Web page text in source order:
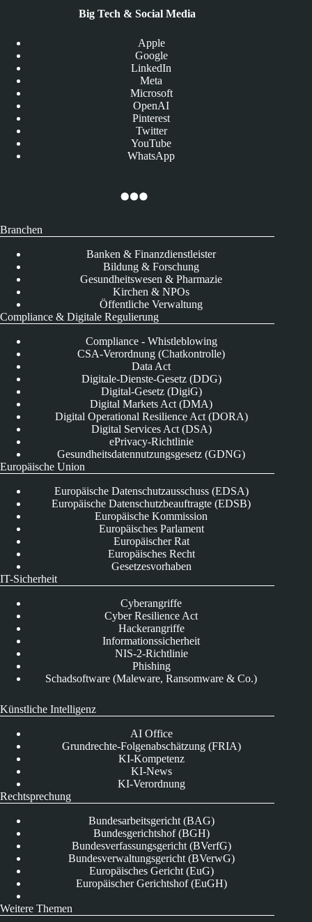
Big Tech & Social Media
Apple
Google
LinkedIn
Meta
Microsoft
OpenAI
Pinterest
Twitter
YouTube
WhatsApp
Branchen
Banken & Finanzdienstleister
Bildung & Forschung
Gesundheitswesen & Pharmazie
Kirchen & NPOs
Öffentliche Verwaltung
Compliance & Digitale Regulierung
Compliance - Whistleblowing
CSA-Verordnung (Chatkontrolle)
Data Act
Digitale-Dienste-Gesetz (DDG)
Digital-Gesetz (DigiG)
Digital Markets Act (DMA)
Digital Operational Resilience Act (DORA)
Digital Services Act (DSA)
ePrivacy-Richtlinie
Gesundheitsdatennutzungsgesetz (GDNG)
Europäische Union
Europäische Datenschutzausschuss (EDSA)
Europäische Datenschutzbeauftragte (EDSB)
Europäische Kommission
Europäisches Parlament
Europäischer Rat
Europäisches Recht
Gesetzesvorhaben
IT-Sicherheit
Cyberangriffe
Cyber Resilience Act
Hackerangriffe
Informationssicherheit
NIS-2-Richtlinie
Phishing
Schadsoftware (Maleware, Ransomware & Co.)
Künstliche Intelligenz
AI Office
Grundrechte-Folgenabschätzung (FRIA)
KI-Kompetenz
KI-News
KI-Verordnung
Rechtsprechung
Bundesarbeitsgericht (BAG)
Bundesgerichtshof (BGH)
Bundesverfassungsgericht (BVerfG)
Bundesverwaltungsgericht (BVerwG)
Europäisches Gericht (EuG)
Europäischer Gerichtshof (EuGH)
Weitere Themen